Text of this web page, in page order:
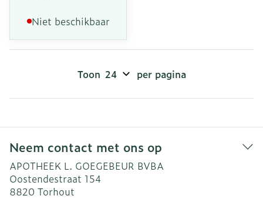
Niet beschikbaar
Toon per pagina
Neem contact met ons op
APOTHEEK L. GOEGEBEUR BVBA
Oostendestraat 154
8820 Torhout